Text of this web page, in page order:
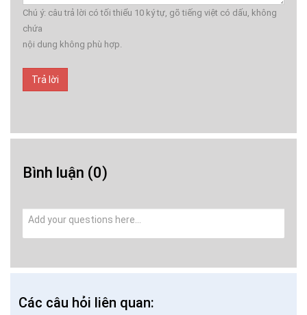
Chú ý: câu trả lời có tối thiểu 10 ký tự, gõ tiếng việt có dấu, không
chứa
nội dung không phù hợp.
Trả lời
Bình luận (0)
Các câu hỏi liên quan: